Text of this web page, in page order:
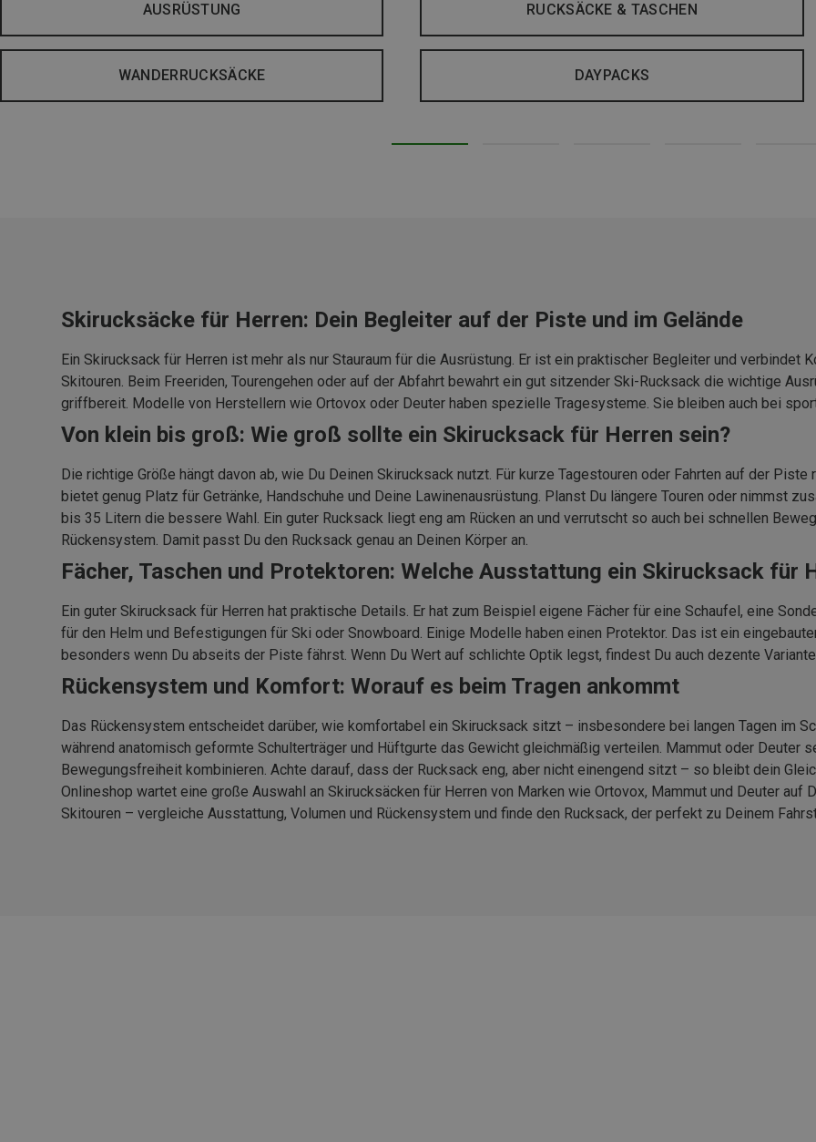
AUSRÜSTUNG RUCKSÄCKE & TASCHEN
WANDERRUCKSÄCKE DAYPACKS
Skirucksäcke für Herren: Dein Begleiter auf der Piste und im Gelände
Ein Skirucksack für Herren ist mehr als nur Stauraum für die Ausrüstung. Er ist ein praktischer Begleiter und verbindet
Skitouren. Beim Freeriden, Tourengehen oder auf der Abfahrt bewahrt ein gut sitzender Ski-Rucksack die wichtige
griffbereit. Modelle von Herstellern wie Ortovox oder Deuter haben spezielle Tragesysteme. Sie bleiben auch bei
Von klein bis groß: Wie groß sollte ein Skirucksack für Herren sein?
Die richtige Größe hängt davon ab, wie Du Deinen Skirucksack nutzt. Für kurze Tagestouren oder Fahrten auf der
bietet genug Platz für Getränke, Handschuhe und Deine Lawinenausrüstung. Planst Du längere Touren oder nimmst
bis 35 Litern die bessere Wahl. Ein guter Rucksack liegt eng am Rücken an und verrutscht so auch bei schnellen
Rückensystem. Damit passt Du den Rucksack genau an Deinen Körper an.
Fächer, Taschen und Protektoren: Welche Ausstattung ein Skirucksack für
Ein guter Skirucksack für Herren hat praktische Details. Er hat zum Beispiel eigene Fächer für eine Schaufel, eine
für den Helm und Befestigungen für Ski oder Snowboard. Einige Modelle haben einen Protektor. Das ist ein
besonders wenn Du abseits der Piste fährst. Wenn Du Wert auf schlichte Optik legst, findest Du auch dezente
Rückensystem und Komfort: Worauf es beim Tragen ankommt
Das Rückensystem entscheidet darüber, wie komfortabel ein Skirucksack sitzt – insbesondere bei langen Tagen im
während anatomisch geformte Schulterträger und Hüftgurte das Gewicht gleichmäßig verteilen. Mammut oder Deuter
Bewegungsfreiheit kombinieren. Achte darauf, dass der Rucksack eng, aber nicht einengend sitzt – so bleibt dein
Onlineshop wartet eine große Auswahl an Skirucksäcken für Herren von Marken wie Ortovox, Mammut und Deuter auf
Skitouren – vergleiche Ausstattung, Volumen und Rückensystem und finde den Rucksack, der perfekt zu Deinem